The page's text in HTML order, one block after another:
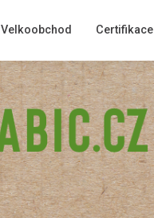
Velkoobchod Certifikace